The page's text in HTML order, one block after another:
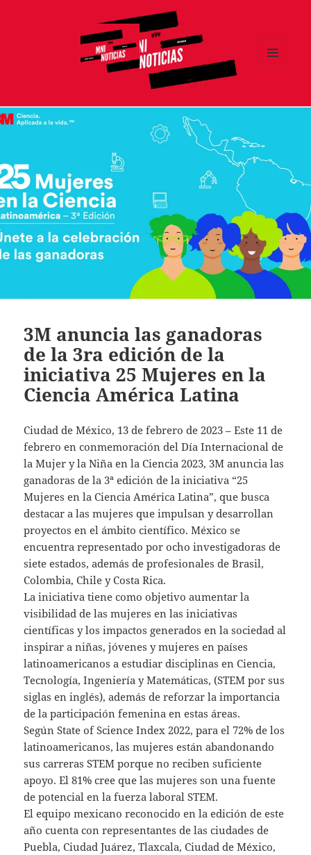
3M anuncia las ganadoras
de la 3ra edición de la
iniciativa 25 Mujeres en la
Ciencia América Latina
Ciudad de México, 13 de febrero de 2023 – Este 11 de
febrero en conmemoración del Día Internacional de
la Mujer y la Niña en la Ciencia 2023, 3M anuncia las
ganadoras de la 3ª edición de la iniciativa “25
Mujeres en la Ciencia América Latina”, que busca
destacar a las mujeres que impulsan y desarrollan
proyectos en el ámbito científico. México se
encuentra representado por ocho investigadoras de
siete estados, además de profesionales de Brasil,
Colombia, Chile y Costa Rica.
La iniciativa tiene como objetivo aumentar la
visibilidad de las mujeres en las iniciativas
científicas y los impactos generados en la sociedad al
inspirar a niñas, jóvenes y mujeres en países
latinoamericanos a estudiar disciplinas en Ciencia,
Tecnología, Ingeniería y Matemáticas, (STEM por sus
siglas en inglés), además de reforzar la importancia
de la participación femenina en estas áreas.
Según State of Science Index 2022, para el 72% de los
latinoamericanos, las mujeres están abandonando
sus carreras STEM porque no reciben suficiente
apoyo. El 81% cree que las mujeres son una fuente
de potencial en la fuerza laboral STEM.
El equipo mexicano reconocido en la edición de este
año cuenta con representantes de las ciudades de
Puebla, Ciudad Juárez, Tlaxcala, Ciudad de México,